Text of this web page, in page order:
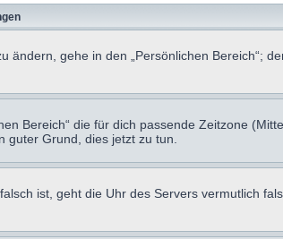
gehe in den „Persönlichen Bereich“;
Bereich“ die für dich passende Zeitzone
Grund, dies jetzt zu tun.
ist, geht die Uhr des Servers vermutlich